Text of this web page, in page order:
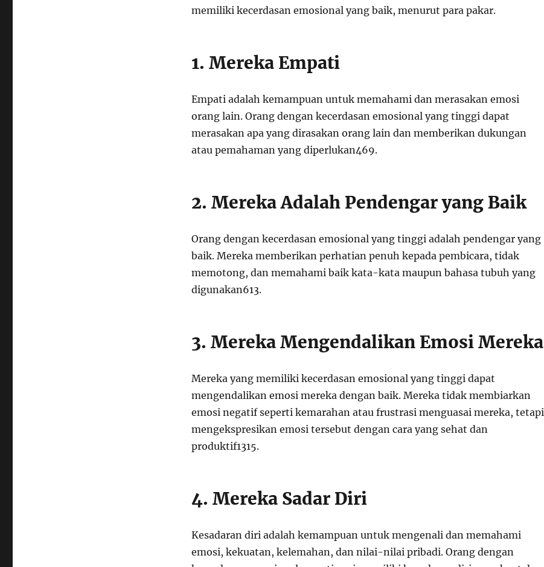
memiliki kecerdasan emosional yang baik, menurut para pakar.
1. Mereka Empati
Empati adalah kemampuan untuk memahami dan merasakan emosi
orang lain. Orang dengan kecerdasan emosional yang tinggi dapat
merasakan apa yang dirasakan orang lain dan memberikan dukungan
atau pemahaman yang diperlukan469.
2. Mereka Adalah Pendengar yang Baik
Orang dengan kecerdasan emosional yang tinggi adalah pendengar yang
baik. Mereka memberikan perhatian penuh kepada pembicara, tidak
memotong, dan memahami baik kata-kata maupun bahasa tubuh yang
digunakan613.
3. Mereka Mengendalikan Emosi Mereka
Mereka yang memiliki kecerdasan emosional yang tinggi dapat
mengendalikan emosi mereka dengan baik. Mereka tidak membiarkan
emosi negatif seperti kemarahan atau frustrasi menguasai mereka, tetapi
mengekspresikan emosi tersebut dengan cara yang sehat dan
produktif1315.
4. Mereka Sadar Diri
Kesadaran diri adalah kemampuan untuk mengenali dan memahami
emosi, kekuatan, kelemahan, dan nilai-nilai pribadi. Orang dengan